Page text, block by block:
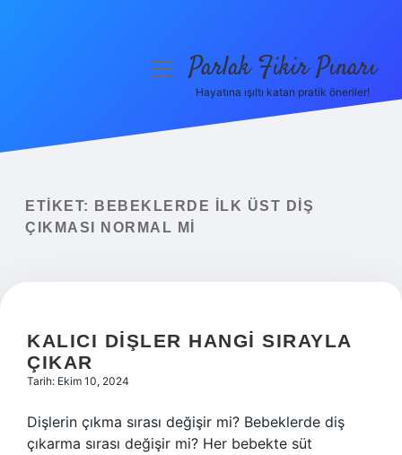
Yasal Uyarı
menüyüParlak Fikir Pınarı
Hayatına ışıltı katan pratik öneriler!
ETIKET:
BEBEKLERDE ILK ÜST DIŞ
ÇIKMASI NORMAL MI
KALICI DIŞLER HANGI SIRAYLA
ÇIKAR
Tarih: Ekim 10, 2024
Dişlerin çıkma sırası değişir mi? Bebeklerde diş
çıkarma sırası değişir mi? Her bebekte süt